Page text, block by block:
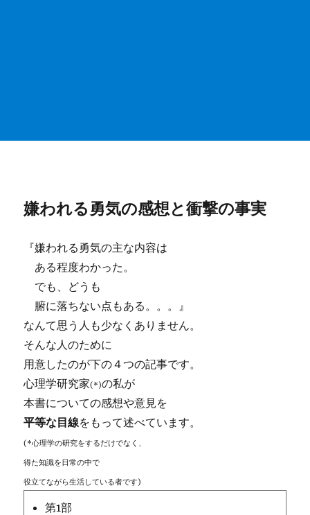
嫌われる勇気の感想と衝撃の事実
『嫌われる勇気の主な内容は
ある程度わかった。
でも、どうも
腑に落ちない点もある。。。』
なんて思う人も少なくありません。
そんな人のために
用意したのが下の４つの記事です。
心理学研究家(*)の私が
本書についての感想や意見を
平等な目線をもって述べています。
(*心理学の研究をするだけでなく、
得た知識を日常の中で
役立てながら生活している者です)
第1部